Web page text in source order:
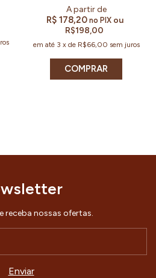
R$ 178,20 no PIX ou
R$198,00
em até 3 x de R$66,00 sem juros
receba nossas ofertas.